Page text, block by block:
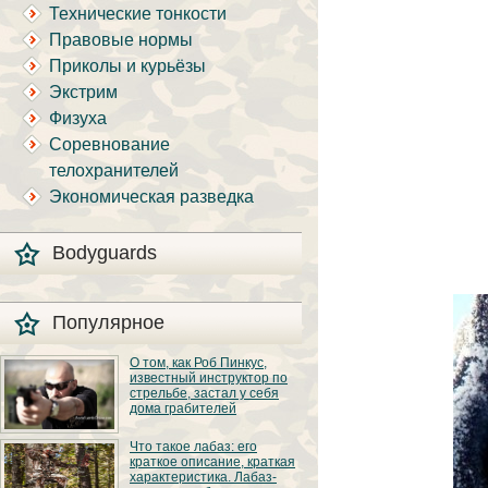
Технические тонкости
Правовые нормы
Приколы и курьёзы
Экстрим
Физуха
Соревнование
телохранителей
Экономическая разведка
Bodyguards
Популярное
О том, как Роб Пинкус,
известный инструктор по
стрельбе, застал у себя
дома грабителей
Вот вы всё говорите:
«В США круто, там
можно любого
постороннего в своём
Что такое лабаз: его
краткое описание, краткая
характеристика. Лабаз-